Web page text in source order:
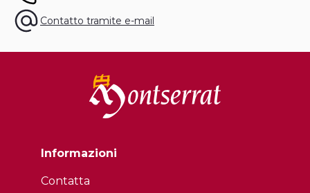
Contatto tramite e-mail
Informazioni
Contatta